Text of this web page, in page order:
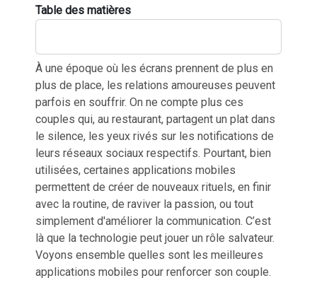
Table des matières
À une époque où les écrans prennent de plus en
plus de place, les relations amoureuses peuvent
parfois en souffrir. On ne compte plus ces
couples qui, au restaurant, partagent un plat dans
le silence, les yeux rivés sur les notifications de
leurs réseaux sociaux respectifs. Pourtant, bien
utilisées, certaines applications mobiles
permettent de créer de nouveaux rituels, en finir
avec la routine, de raviver la passion, ou tout
simplement d'améliorer la communication. C’est
là que la technologie peut jouer un rôle salvateur.
Voyons ensemble quelles sont les meilleures
applications mobiles pour renforcer son couple.